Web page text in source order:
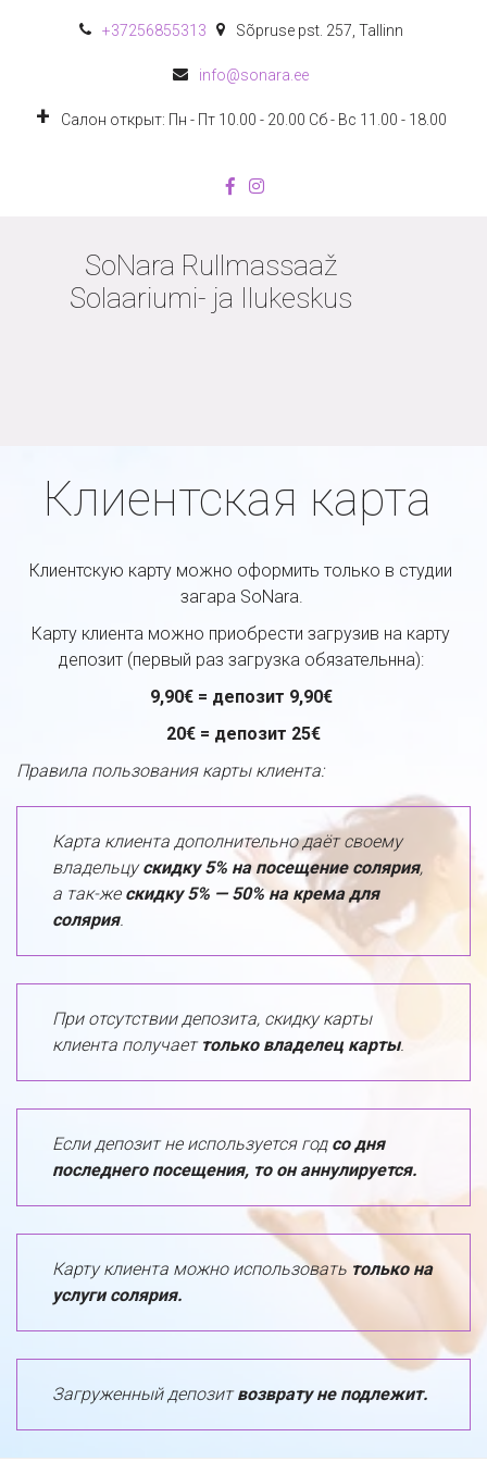
+37256855313 Sõpruse pst. 257 Tallinn
info@sonara.ee
Салон открыт: Пн - Пт 10.00 - 20.00 Сб - Вс 11.00 - 18.00
SoNara Rullmassaaž
Solaariumi- ja Ilukeskus
Клиентская карта
Клиентскую карту можно оформить только в студии
загара SoNara.
Карту клиента можно приобрести загрузив на карту
депозит (первый раз загрузка обязательнна):
9,90€ = депозит 9,90€
20€ = депозит 25€
Правила пользования карты клиента:
Карта клиента дополнительно даёт своему
владельцу скидку 5% на посещение солярия,
а так-же скидку 5% — 50% на крема для
солярия.
При отсутствии депозита, скидку карты
клиента получает только владелец карты.
Если депозит не используется год со дня
последнего посещения, то он аннулируется.
Карту клиента можно использовать только на
услуги солярия.
Загруженный депозит возврату не подлежит.